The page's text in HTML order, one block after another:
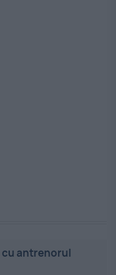
cu antrenorul